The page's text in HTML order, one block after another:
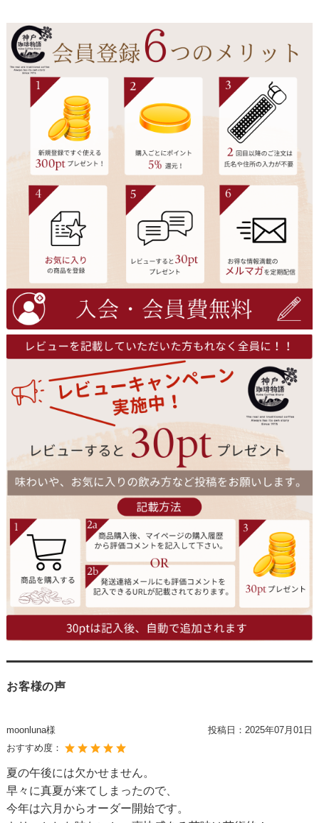
お客様の声
moonluna様 投稿日： 2025年07月01日
おすすめ度：
夏の午後には欠かせません。
早々に真夏が来てしまったので、
今年は六月からオーダー開始です。